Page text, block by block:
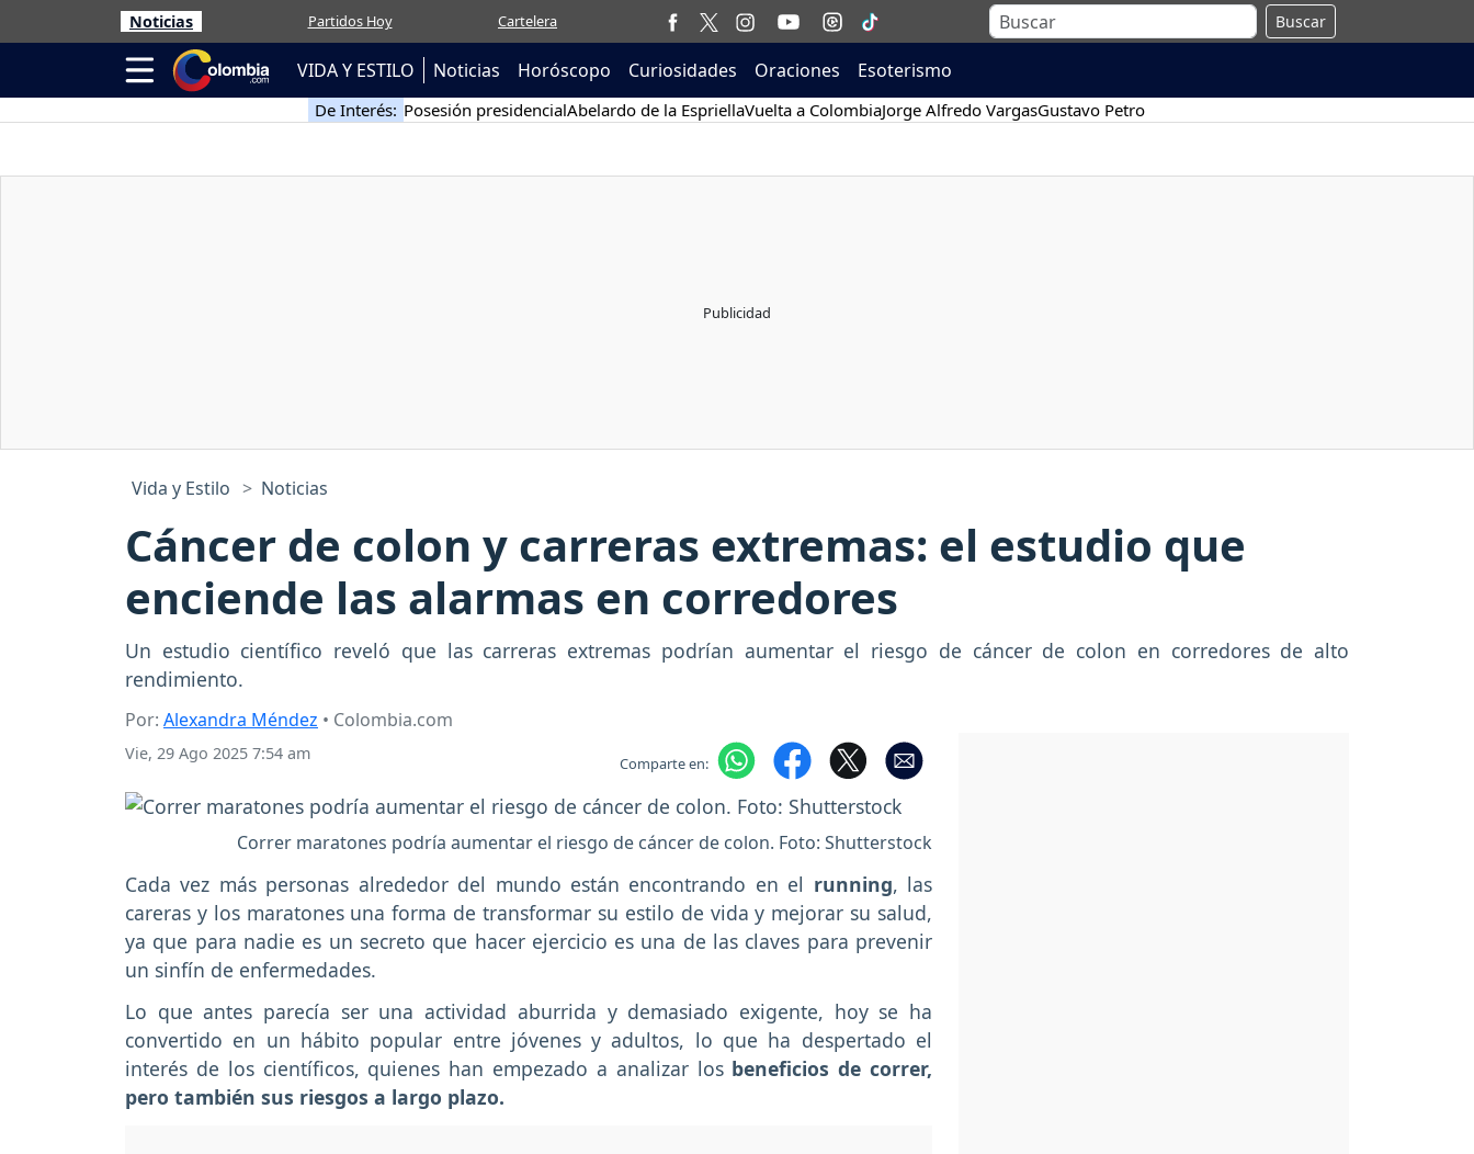
Noticias Partidos Hoy Cartelera Buscar
VIDA Y ESTILO Noticias Horóscopo Curiosidades Oraciones Esoterismo
De Interés: Posesión presidencialAbelardo de la EspriellaVuelta a ColombiaJorge Alfredo VargasGustavo Petro
Vida y Estilo Noticias
Cáncer de colon y carreras extremas: el estudio que
enciende las alarmas en corredores
Un estudio científico reveló que las carreras extremas podrían aumentar el riesgo de cáncer de colon en corredores de alto
rendimiento.
Por: Alexandra Méndez • Colombia.com
Vie, 29 Ago 2025 7:54 am Comparte en:
Correr maratones podría aumentar el riesgo de cáncer de colon. Foto: Shutterstock
Cada vez más personas alrededor del mundo están encontrando en el running, las
careras y los maratones una forma de transformar su estilo de vida y mejorar su salud,
ya que para nadie es un secreto que hacer ejercicio es una de las claves para prevenir
un sinfín de enfermedades.
Lo que antes parecía ser una actividad aburrida y demasiado exigente, hoy se ha
convertido en un hábito popular entre jóvenes y adultos, lo que ha despertado el
interés de los científicos, quienes han empezado a analizar losbeneficios de correr,
pero también sus riesgos a largo plazo.